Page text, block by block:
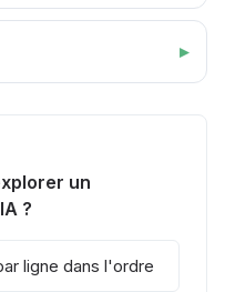
un
?
ligne dans l'ordre